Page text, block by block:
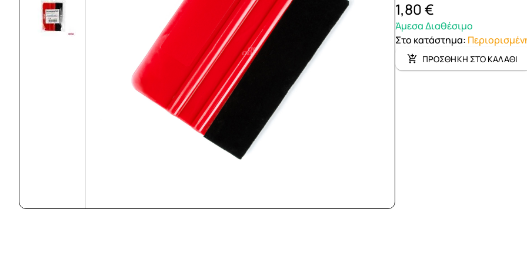
1,80 €
Άμεσα Διαθέσιμο
Στο κατάστημα:
ΠΡΟΣΘΗΚΗ ΣΤΟ ΚΑΛΑΘΙ